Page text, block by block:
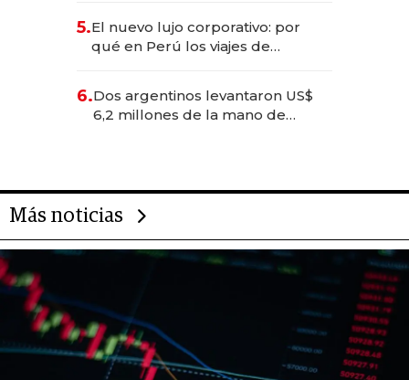
Fénix
5.El nuevo lujo corporativo: por
qué en Perú los viajes de
transformadoras
6.Dos argentinos levantaron US$
6,2 millones de la mano de
Más noticias